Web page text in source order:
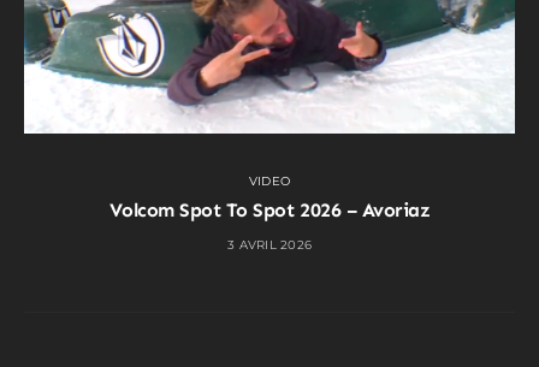
VIDEO
Volcom Spot To Spot 2026 – Avoriaz
3 AVRIL 2026